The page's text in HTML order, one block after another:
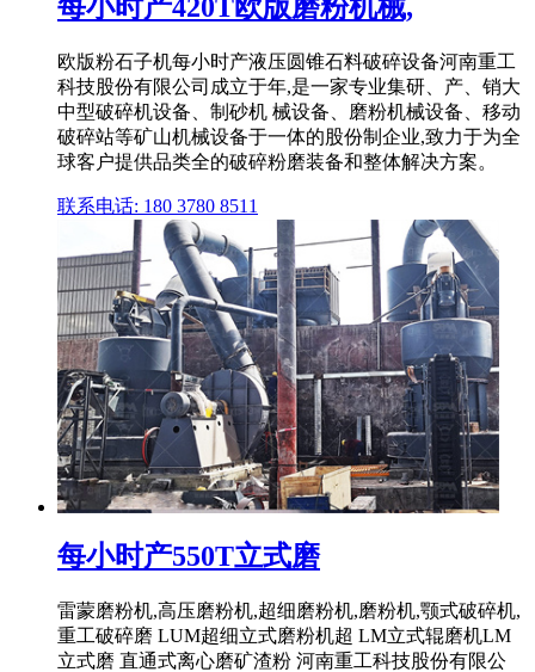
每小时产420T欧版磨粉机械,
欧版粉石子机每小时产液压圆锥石料破碎设备河南重工
科技股份有限公司成立于年,是一家专业集研、产、销大
中型破碎机设备、制砂机 械设备、磨粉机械设备、移动
破碎站等矿山机械设备于一体的股份制企业,致力于为全
球客户提供品类全的破碎粉磨装备和整体解决方案。
联系电话: 180 3780 8511
每小时产550T立式磨
雷蒙磨粉机,高压磨粉机,超细磨粉机,磨粉机,颚式破碎机,
重工破碎磨 LUM超细立式磨粉机超 LM立式辊磨机LM
立式磨 直通式离心磨矿渣粉 河南重工科技股份有限公